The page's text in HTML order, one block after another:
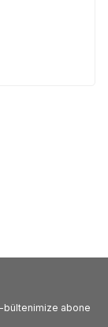
bültenimize abone